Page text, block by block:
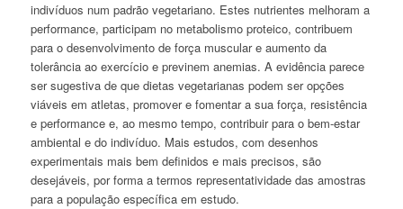
indivíduos num padrão vegetariano. Estes nutrientes melhoram a
performance, participam no metabolismo proteico, contribuem
para o desenvolvimento de força muscular e aumento da
tolerância ao exercício e previnem anemias. A evidência parece
ser sugestiva de que dietas vegetarianas podem ser opções
viáveis em atletas, promover e fomentar a sua força, resistência
e performancee, ao mesmo tempo, contribuir para o bem-estar
ambiental e do indivíduo. Mais estudos, com desenhos
experimentais mais bem definidos e mais precisos, são
desejáveis, por forma a termos representatividade das amostras
para a população específica em estudo.